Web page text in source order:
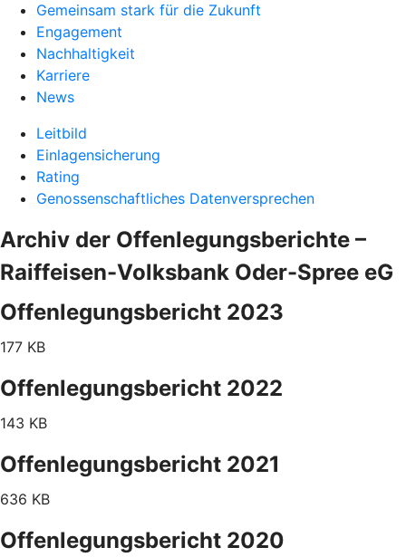
Gemeinsam stark für die Zukunft
Engagement
Nachhaltigkeit
Karriere
News
Leitbild
Einlagensicherung
Rating
Genossenschaftliches Datenversprechen
Archiv der Offenlegungsberichte –
Raiffeisen-Volksbank Oder-Spree eG
Offenlegungsbericht 2023
177 KB
Offenlegungsbericht 2022
143 KB
Offenlegungsbericht 2021
636 KB
Offenlegungsbericht 2020